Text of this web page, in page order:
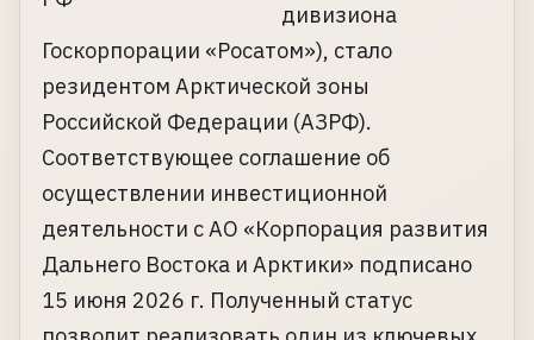
дивизиона
Госкорпорации «Росатом»), стало
резидентом Арктической зоны
Российской Федерации (АЗРФ).
Соответствующее соглашение об
осуществлении инвестиционной
деятельности с АО «Корпорация развития
Дальнего Востока и Арктики» подписано
15 июня 2026 г. Полученный статус